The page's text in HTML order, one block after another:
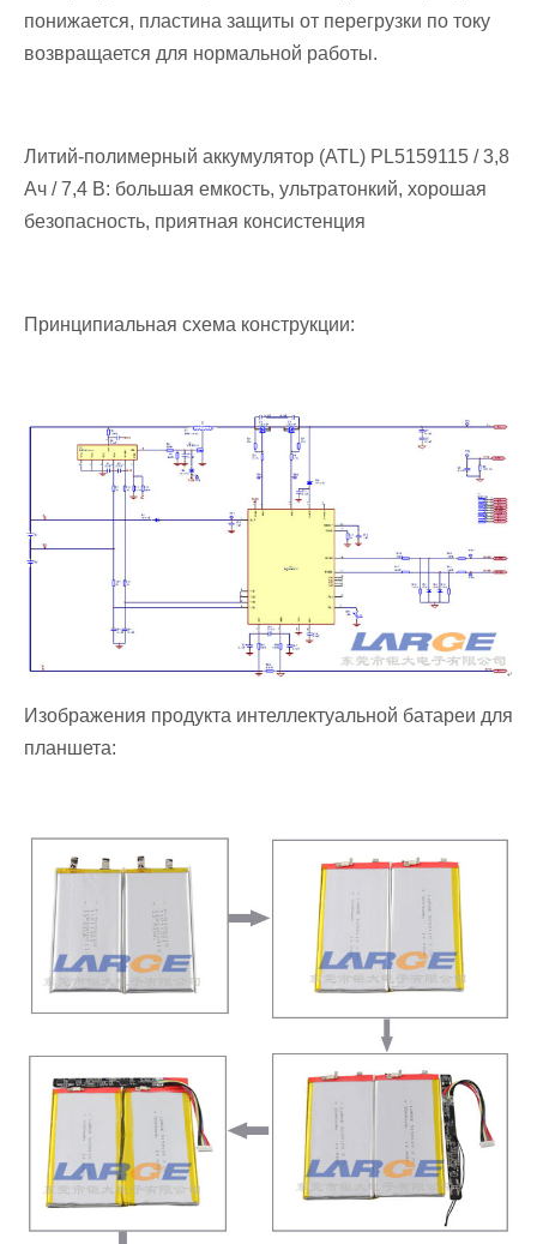
понижается, пластина защиты от перегрузки по току
возвращается для нормальной работы.
Литий-полимерный аккумулятор (ATL) PL5159115 / 3,8
Ач / 7,4 В: большая емкость, ультратонкий, хорошая
безопасность, приятная консистенция
Принципиальная схема конструкции:
Изображения продукта интеллектуальной батареи для
планшета: